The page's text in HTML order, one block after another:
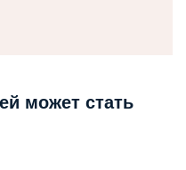
может стать